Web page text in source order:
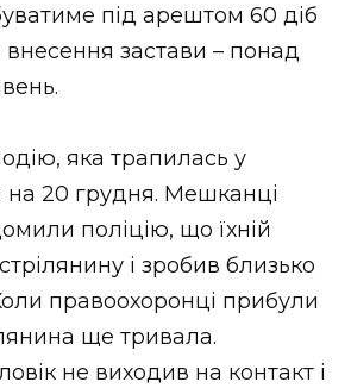
під арештом 60 діб
внесення застави – понад
яка трапилась у
на 20 грудня. Мешканці
поліцію, що їхній
і зробив близько
правоохоронці прибули
ще тривала.
не виходив на контакт і